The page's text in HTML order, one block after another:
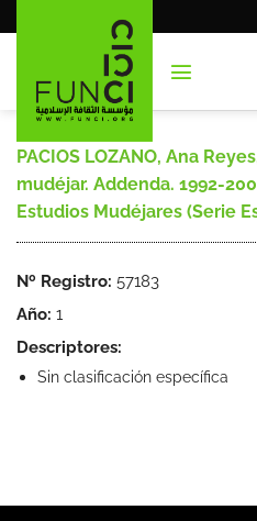
al
PACIOS LOZANO, Ana
mudéjar. Addenda. 1992-
Estudios Mudéjares (Serie
Nº Registro: 57183
Año: 1
Descriptores:
Sin clasificación específica